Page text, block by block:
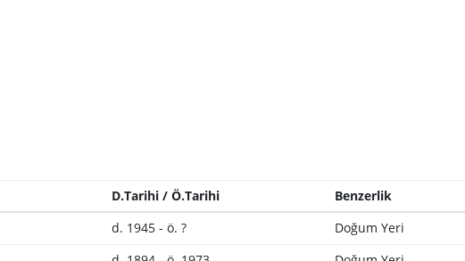
D.Tarihi / Ö.Tarihi Benzerlik
d. 1945 - ö. ? Doğum Yeri